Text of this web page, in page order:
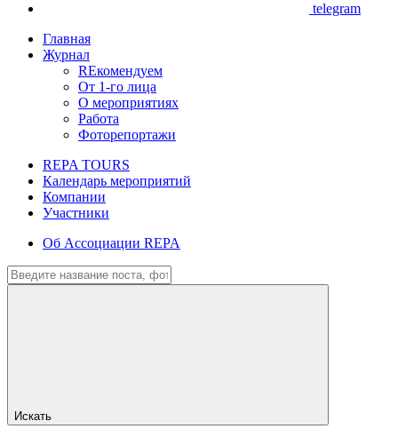
telegram
Главная
Журнал
REкомендуем
От 1-го лица
О мероприятиях
Работа
Фоторепортажи
REPA TOURS
Календарь мероприятий
Компании
Участники
Об Ассоциации REPA
Искать